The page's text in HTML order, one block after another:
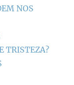
NOS
TRISTEZA?